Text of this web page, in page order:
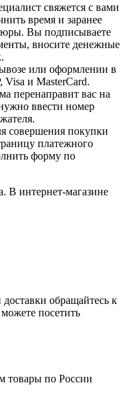
свяжется с вами
время и заранее
Вы подписываете
вносите денежные
или оформлении в
и MasterCard.
перенаправит вас на
ввести номер
совершения покупки
платежного
форму по
В интернет-магазине
доставки обращайтесь к
посетить
товары по России